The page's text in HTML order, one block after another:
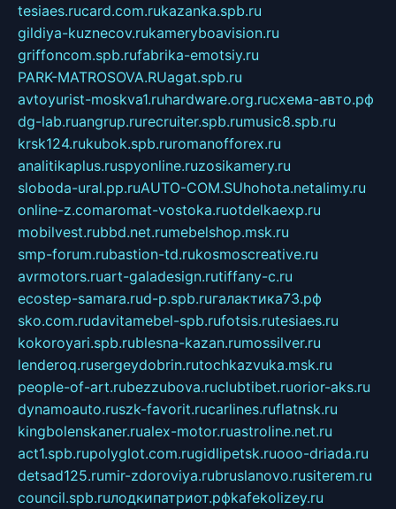
tesiaes.rucard.com.rukazanka.spb.ru
gildiya-kuznecov.rukameryboavision.ru
griffoncom.spb.rufabrika-emotsiy.ru
PARK-MATROSOVA.RUagat.spb.ru
avtoyurist-moskva1.ruhardware.org.ruсхема-авто.рф
dg-lab.ruangrup.rurecruiter.spb.rumusic8.spb.ru
krsk124.rukubok.spb.ruromanofforex.ru
analitikaplus.ruspyonline.ruzosikamery.ru
sloboda-ural.pp.ruAUTO-COM.SUhohota.netalimy.ru
online-z.comaromat-vostoka.ruotdelkaexp.ru
mobilvest.rubbd.net.rumebelshop.msk.ru
smp-forum.rubastion-td.rukosmoscreative.ru
avrmotors.ruart-galadesign.rutiffany-c.ru
ecostep-samara.rud-p.spb.ruгалактика73.рф
sko.com.rudavitamebel-spb.rufotsis.rutesiaes.ru
kokoroyari.spb.rublesna-kazan.rumossilver.ru
lenderoq.rusergeydobrin.rutochkazvuka.msk.ru
people-of-art.rubezzubova.ruclubtibet.ruorior-aks.ru
dynamoauto.ruszk-favorit.rucarlines.ruflatnsk.ru
kingbolenskaner.rualex-motor.ruastroline.net.ru
act1.spb.rupolyglot.com.rugidlipetsk.ruooo-driada.ru
detsad125.rumir-zdoroviya.rubruslanovo.rusiterem.ru
council.spb.ruлодкипатриот.рфkafekolizey.ru